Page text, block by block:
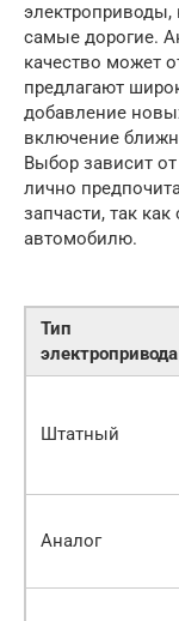
самые дорогие.
качество может
предлагают
добавление
включение
Выбор зависит
лично
запчасти, так
автомобилю.
Тип
электропривода
Штатный
Аналог